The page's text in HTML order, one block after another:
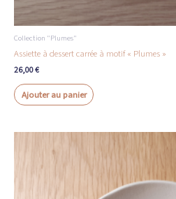
Collection "Plumes"
Assiette à dessert carrée à motif « Plumes »
26,00€
Ajouter au panier